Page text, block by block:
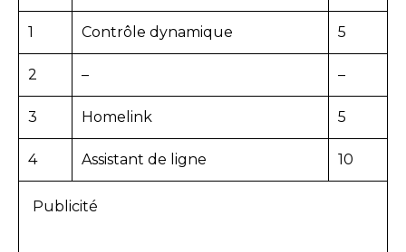
1 Contrôle dynamique 5
2 – –
3 Homelink 5
4 Assistant de ligne 10
Publicité